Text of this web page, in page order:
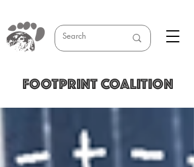
FOOTPRINT COALITION